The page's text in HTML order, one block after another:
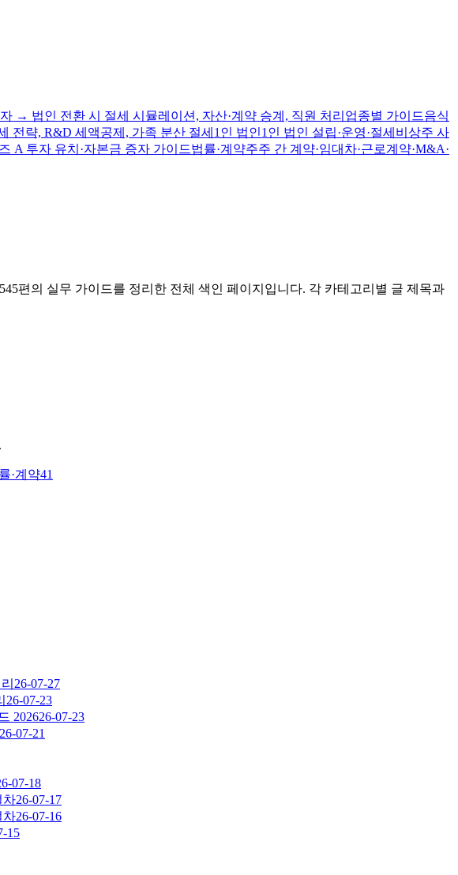
→ 법인 전환 시 절세 시뮬레이션, 자산·계약 승계, 직원 처리 업종별 가이드음식
전략, R&D 세액공제, 가족 분산 절세 1인 법인1인 법인 설립·운영·절세 비상주 사
A 투자 유치·자본금 증자 가이드법률·계약주주 간 계약·임대차·근로계약·M&A·
545편의 실무 가이드를 정리한 전체 색인 페이지입니다. 각 카테고리별 글 제목과
·계약41
26-07-27
26-07-23
202626-07-23
26-07-21
07-18
차26-07-17
차26-07-16
15